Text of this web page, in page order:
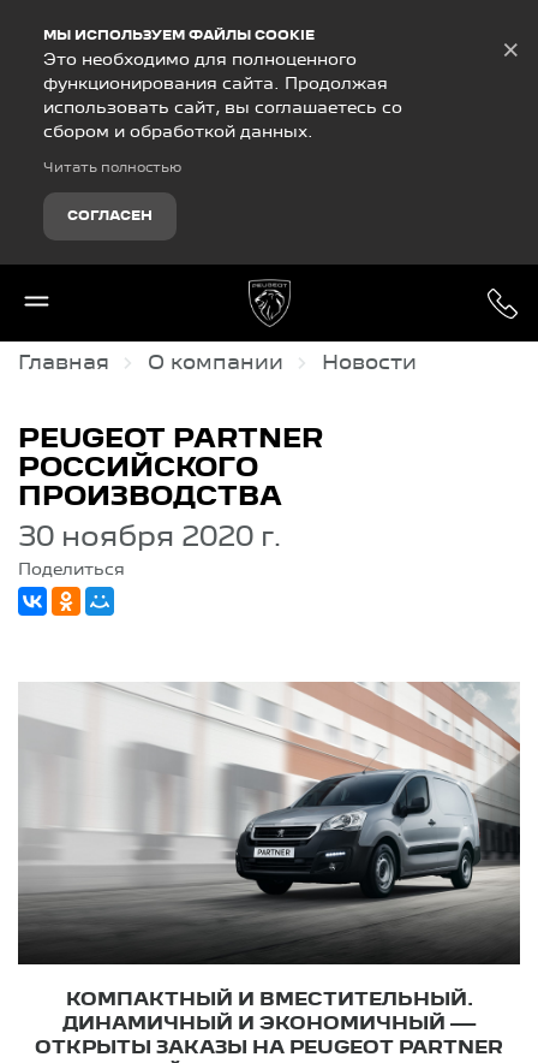
МЫ ИСПОЛЬЗУЕМ ФАЙЛЫ COOKIE
Это необходимо для полноценного
функционирования сайта. Продолжая
использовать сайт, вы соглашаетесь со
сбором и обработкой данных.
Читать полностью
СОГЛАСЕН
×
Главная О компании Новости
PEUGEOT PARTNER
РОССИЙСКОГО
ПРОИЗВОДСТВА
30 ноября 2020 г.
Поделиться
КОМПАКТНЫЙ И ВМЕСТИТЕЛЬНЫЙ.
ДИНАМИЧНЫЙ И ЭКОНОМИЧНЫЙ —
ОТКРЫТЫ ЗАКАЗЫ НА PEUGEOT PARTNER